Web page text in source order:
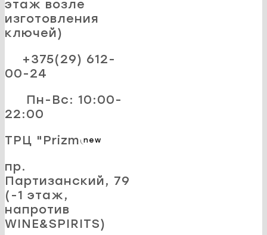
этаж возле
изготовления
ключей)
+375(29) 612-
00-24
Пн-Вс: 10:00-
22:00
new
ТРЦ "Prizma"
пр.
Партизанский, 79
(-1 этаж,
напротив
WINE&SPIRITS)